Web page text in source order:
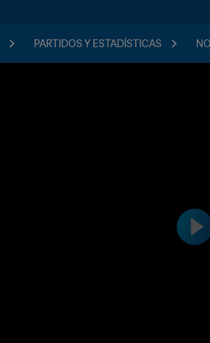
PARTIDOS Y ESTADÍSTICAS